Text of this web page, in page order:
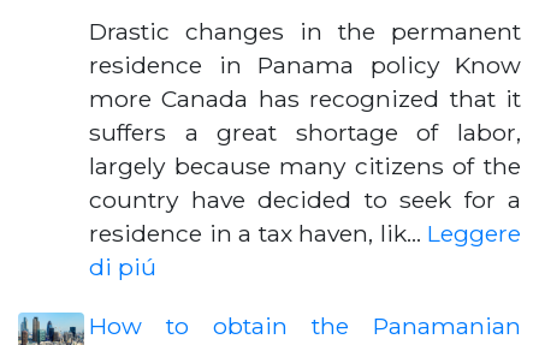
Drastic changes in the permanent
residence in Panama policy Know
more Canada has recognized that it
suffers a great shortage of labor,
largely because many citizens of the
country have decided to seek for a
residence in a tax haven, lik… Leggere
di piú
How to obtain the Panamanian